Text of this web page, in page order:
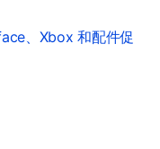
、Xbox 和配件促